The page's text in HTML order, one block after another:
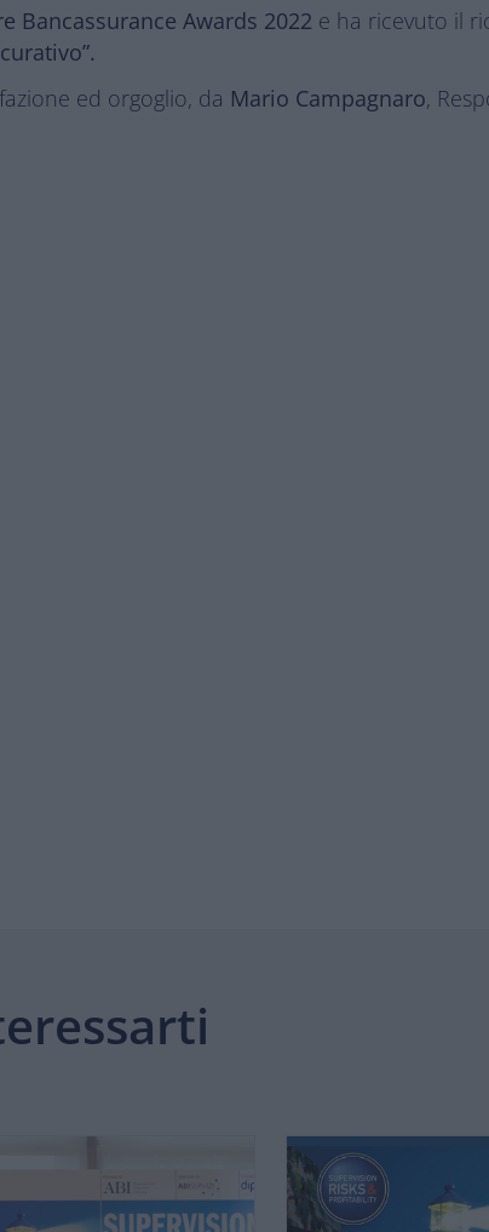
Bancassurance Awards 2022 e ha ricevuto il
ed orgoglio, da Mario Campagnaro,